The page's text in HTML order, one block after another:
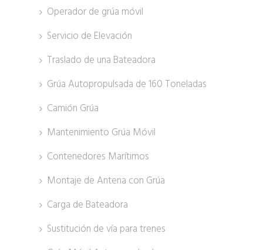
Operador de grúa móvil
Servicio de Elevación
Traslado de una Bateadora
Grúa Autopropulsada de 160 Toneladas
Camión Grúa
Mantenimiento Grúa Móvil
Contenedores Marítimos
Montaje de Antena con Grúa
Carga de Bateadora
Sustitución de vía para trenes